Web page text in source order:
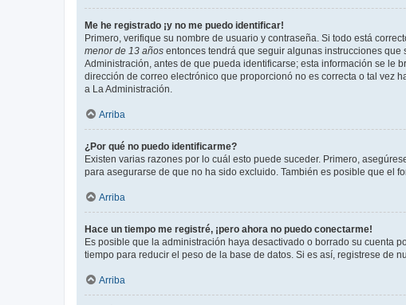
Me he registrado ¡y no me puedo identificar!
Primero, verifique su nombre de usuario y contraseña. Si todo está
menor de 13 años entonces tendrá que seguir algunas instrucciones
Administración, antes de que pueda identificarse; esta información se le
dirección de correo electrónico que proporcionó no es correcta o tal vez
a La Administración.
Arriba
¿Por qué no puedo identificarme?
Existen varias razones por lo cuál esto puede suceder. Primero,
para asegurarse de que no ha sido excluido. También es posible que el
Arriba
Hace un tiempo me registré, ¡pero ahora no puedo conectarme!
Es posible que la administración haya desactivado o borrado su cuenta
tiempo para reducir el peso de la base de datos. Si es así, registrese de
Arriba